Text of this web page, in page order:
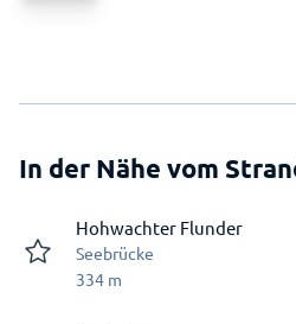
In der Nähe vom
Hohwachter Flunder
Seebrücke
334 m